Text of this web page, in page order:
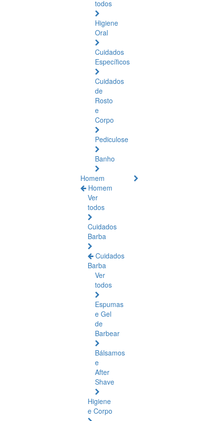
todos
Higiene
Oral
Cuidados
Específicos
Cuidados
de
Rosto
e
Corpo
Pediculose
Banho
Homem
Homem
Ver
todos
Cuidados
Barba
Cuidados
Barba
Ver
todos
Espumas
e Gel
de
Barbear
Bálsamos
e
After
Shave
Higiene
e Corpo